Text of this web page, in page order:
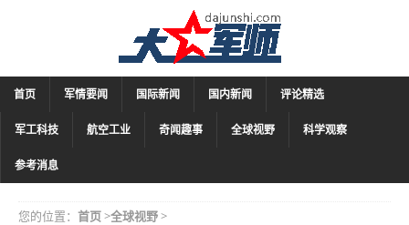
首页 军情要闻 国际新闻 国内新闻 评论精选
军工科技 航空工业 奇闻趣事 全球视野 科学观察
参考消息
您的位置： 首页>全球视野>